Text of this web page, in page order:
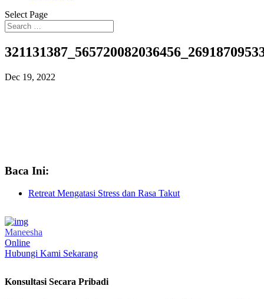
Select Page
Dec 19, 2022
Baca Ini:
Retreat Mengatasi Stress dan Rasa Takut
Maneesha
Online
Hubungi Kami Sekarang
Konsultasi Secara Pribadi